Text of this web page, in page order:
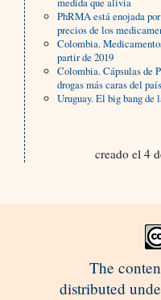
PhRMA está enojada
precios de los
Colombia.
partir de 2019
Colombia. Cápsulas de
drogas más caras del país
Uruguay. El big bang de
creado el 4
The
distributed